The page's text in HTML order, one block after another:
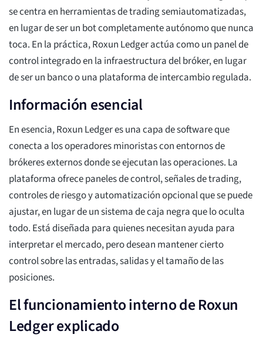
se centra en herramientas de trading semiautomatizadas,
en lugar de ser un bot completamente autónomo que nunca
toca. En la práctica, Roxun Ledger actúa como un panel de
control integrado en la infraestructura del bróker, en lugar
de ser un banco o una plataforma de intercambio regulada.
Información esencial
En esencia, Roxun Ledger es una capa de software que
conecta a los operadores minoristas con entornos de
brókeres externos donde se ejecutan las operaciones. La
plataforma ofrece paneles de control, señales de trading,
controles de riesgo y automatización opcional que se puede
ajustar, en lugar de un sistema de caja negra que lo oculta
todo. Está diseñada para quienes necesitan ayuda para
interpretar el mercado, pero desean mantener cierto
control sobre las entradas, salidas y el tamaño de las
posiciones.
El funcionamiento interno de Roxun
Ledger explicado